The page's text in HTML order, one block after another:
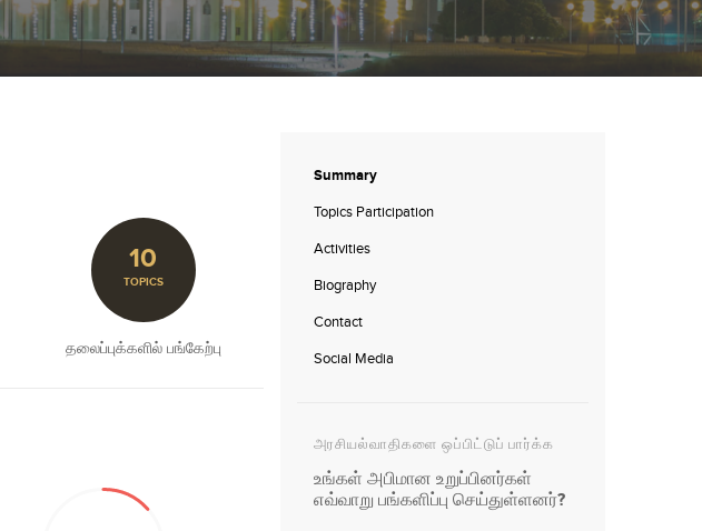
10
TOPICS
தலைப்புக்களில் பங்கேற்பு
Summary
Topics Participation
Activities
Biography
Contact
Social Media
அரசியல்வாதிகளை ஒப்பிட்டுப் பார்க்க
உங்கள் அபிமான உறுப்பினர்கள்
எவ்வாறு பங்களிப்பு செய்துள்ளனர்?